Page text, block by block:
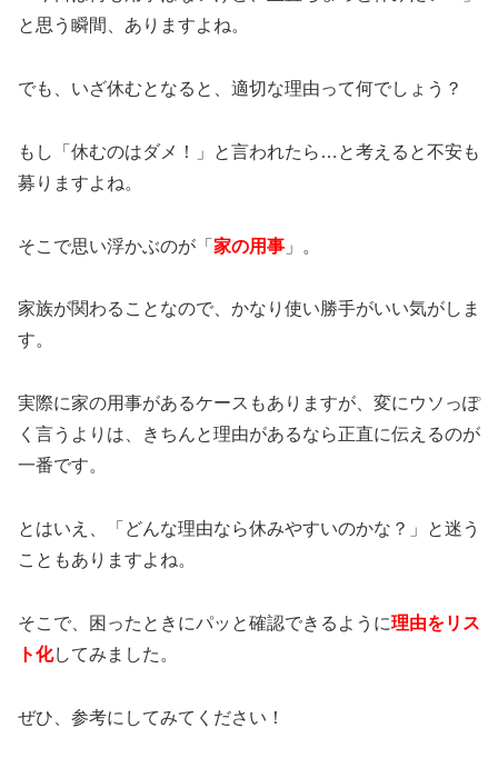
と思う瞬間、ありますよね。
でも、いざ休むとなると、適切な理由って何でしょう？
もし「休むのはダメ！」と言われたら…と考えると不安も
募りますよね。
そこで思い浮かぶのが「 家の用事 」。
家族が関わることなので、かなり使い勝手がいい気がしま
す。
実際に家の用事があるケースもありますが、変にウソっぽ
く言うよりは、きちんと理由があるなら正直に伝えるのが
一番です。
とはいえ、「どんな理由なら休みやすいのかな？」と迷う
こともありますよね。
そこで、困ったときにパッと確認できるように理由をリス
ト化してみました。
ぜひ、参考にしてみてください！